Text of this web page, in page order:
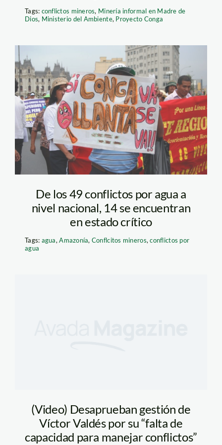
Tags: conflictos mineros, Minería informal en Madre de
Dios, Ministerio del Ambiente, Proyecto Conga
Conga_conflicto_agua
De los 49 conflictos por agua a
nivel nacional, 14 se encuentran
en estado crítico
Tags: agua,Amazonía, Conflcitos mineros,conflictos por
agua
(Video) Desaprueban gestión de
Víctor Valdés por su “falta de
capacidad para manejar conflictos”